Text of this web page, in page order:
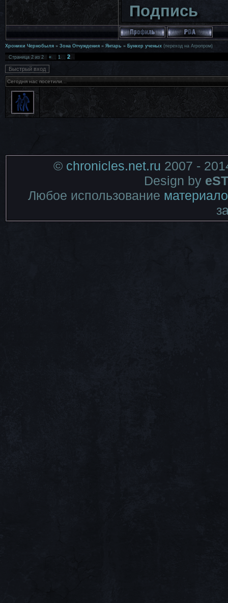
Подпись
Хроники Чернобыля » Зона Отчуждения » Янтарь » Бункер ученых (переход на Агропром)
Страница2из2 « 1 2
Сегодня нас посетили...
© chronicles.net.ru 2007 -
Design by
Любое использование